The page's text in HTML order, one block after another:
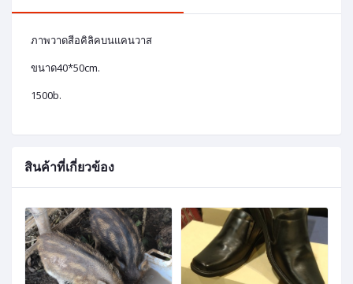
ภาพวาดสีอคิลิคบนแคนวาส
ขนาด40*50cm.
1500b.
สินค้าที่เกี่ยวข้อง